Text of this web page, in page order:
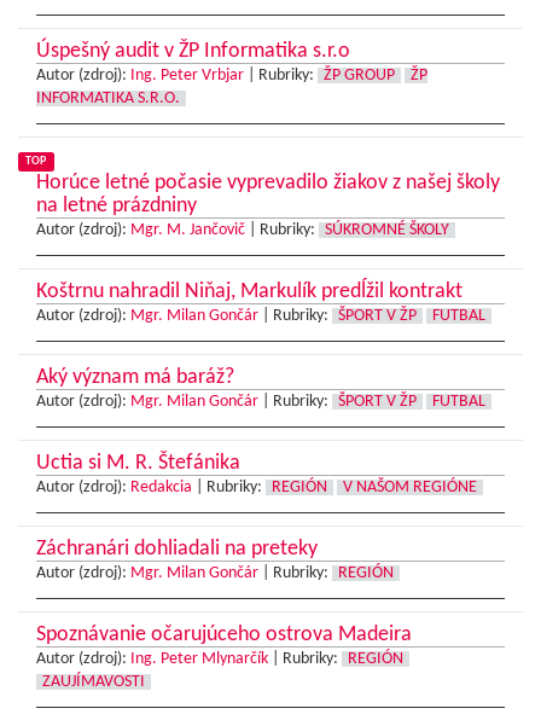
Úspešný audit v ŽP Informatika s.r.o
Autor (zdroj): Ing. Peter Vrbjar Rubriky: ŽP GROUP
ŽP
INFORMATIKA S.R.O.
TOP
Horúce letné počasie vyprevadilo žiakov z našej školy
na letné prázdniny
Autor (zdroj): Mgr. M. Jančovič Rubriky: SÚKROMNÉ ŠKOLY
Koštrnu nahradil Niňaj, Markulík predĺžil kontrakt
Autor (zdroj): Mgr. Milan Gončár Rubriky: ŠPORT V ŽP FUTBAL
Aký význam má baráž?
Autor (zdroj): Mgr. Milan Gončár Rubriky: ŠPORT V ŽP FUTBAL
Uctia si M. R. Štefánika
Autor (zdroj): Redakcia Rubriky: REGIÓN V NAŠOM REGIÓNE
Záchranári dohliadali na preteky
Autor (zdroj): Mgr. Milan Gončár Rubriky: REGIÓN
Spoznávanie očarujúceho ostrova Madeira
Autor (zdroj): Ing. Peter Mlynarčík Rubriky:
REGIÓN
ZAUJÍMAVOSTI